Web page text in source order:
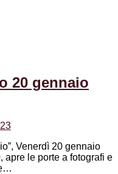
20 gennaio
Venerdì 20 gennaio
apre le porte a fotografi e